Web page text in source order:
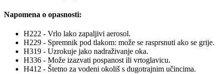
Napomena o opasnosti:
H222 - Vrlo lako zapaljivi aerosol.
H229 - Spremnik pod tlakom: može se rasprsnuti ako se grije.
H319 - Uzrokuje jako nadraživanje oka.
H336 - Može izazvati pospanost ili vrtoglavicu.
H412 - Štetno za vodeni okoliš s dugotrajnim učincima.